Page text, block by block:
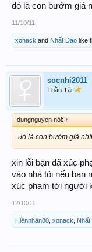
đó là con bướm giả
11/10/11
xonack and Nhất Đao like
socnhi2011
Thần Tài
dungnguyen nói: ↑
đó là con bướm giả
xin lỗi bạn đã xúc
vào nhà tôi nếu bạn
xúc phạm tới người
12/10/11
Hiềnnhân80 xonack